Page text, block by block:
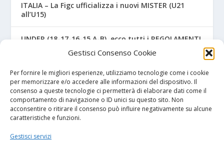
Gestisci Consenso Cookie
Per fornire le migliori esperienze, utilizziamo tecnologie come i cookie
per memorizzare e/o accedere alle informazioni del dispositivo. Il
consenso a queste tecnologie ci permetterà di elaborare dati come il
comportamento di navigazione o ID unici su questo sito. Non
acconsentire o ritirare il consenso può influire negativamente su alcune
caratteristiche e funzioni.
Gestisci servizi
ITALIA – La Figc ufficializza i nuovi MISTER (U21
all’U15)
UNDER (18-17-16-15 A-B), ecco tutti i REGOLAMENTI
NAPOLI – Tre ex Benevento U17 “svincolati” firmano
per gli azzurri
I NOSTRI SPONSOR